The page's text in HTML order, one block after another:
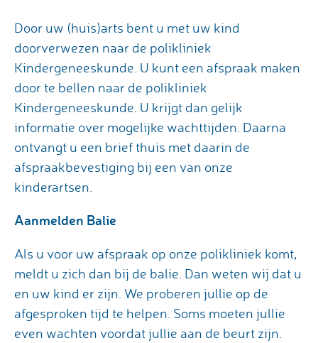
Door uw (huis)arts bent u met uw kind
doorverwezen naar de polikliniek
Kindergeneeskunde. U kunt een afspraak maken
door te bellen naar de polikliniek
Kindergeneeskunde. U krijgt dan gelijk
informatie over mogelijke wachttijden. Daarna
ontvangt u een brief thuis met daarin de
afspraakbevestiging bij een van onze
kinderartsen.
Aanmelden Balie
Als u voor uw afspraak op onze polikliniek komt,
meldt u zich dan bij de balie. Dan weten wij dat u
en uw kind er zijn. We proberen jullie op de
afgesproken tijd te helpen. Soms moeten jullie
even wachten voordat jullie aan de beurt zijn.